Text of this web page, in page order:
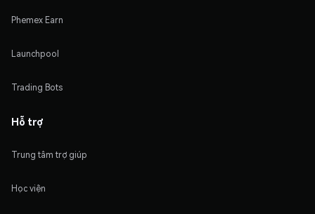
Phemex Earn
Launchpool
Trading Bots
Hỗ trợ
Trung tâm trợ giúp
Học viện